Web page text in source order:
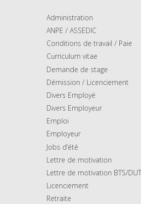
Administration
ANPE / ASSEDIC
Conditions de travail / Paie
Curriculum vitae
Demande de stage
Démission / Licenciement
Divers Employé
Divers Employeur
Emploi
Employeur
Jobs d’été
Lettre de motivation
Lettre de motivation BTS/
Licenciement
Retraite